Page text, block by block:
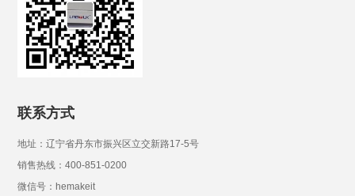
联系方式
地址：辽宁省丹东市振兴区立交新路17-5号
销售热线：400-851-0200
微信号：hemakeit